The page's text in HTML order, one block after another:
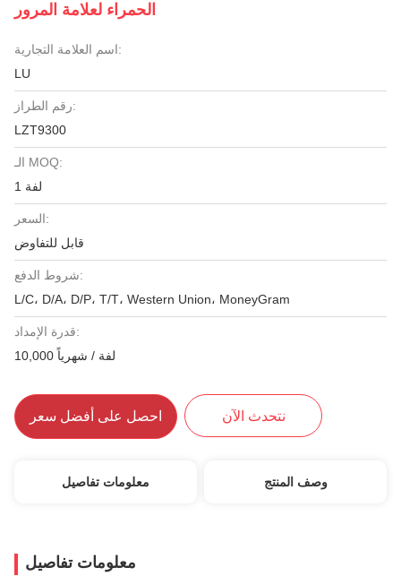
الحمراء لعلامة المرور
اسم العلامة التجارية:
LU
رقم الطراز:
LZT9300
الـ MOQ:
1 لفة
السعر:
قابل للتفاوض
شروط الدفع:
L/C، D/A، D/P، T/T، Western Union، MoneyGram
قدرة الإمداد:
10,000 لفة / شهرياً
احصل على أفضل سعر نتحدث الآن
معلومات تفاصيل وصف المنتج
معلومات تفاصيل